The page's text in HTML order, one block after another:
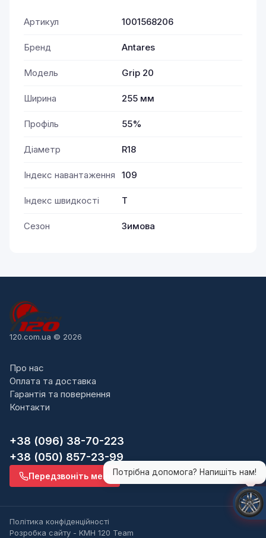
Артикул 1001568206
Бренд Antares
Модель Grip 20
Ширина 255 мм
Профіль 55%
Діаметр R18
Індекс навантаження 109
Індекс швидкості T
Сезон Зимова
120.com.ua © 2026
Про нас
Оплата та доставка
Гарантія та повернення
Контакти
+38 (096) 38-70-223
+38 (050) 857-23-99
Передзвоніть мені
Політика конфіденційності
Розробка сайту - KMH 120 Team
Потрібна допомога? Напишіть нам!